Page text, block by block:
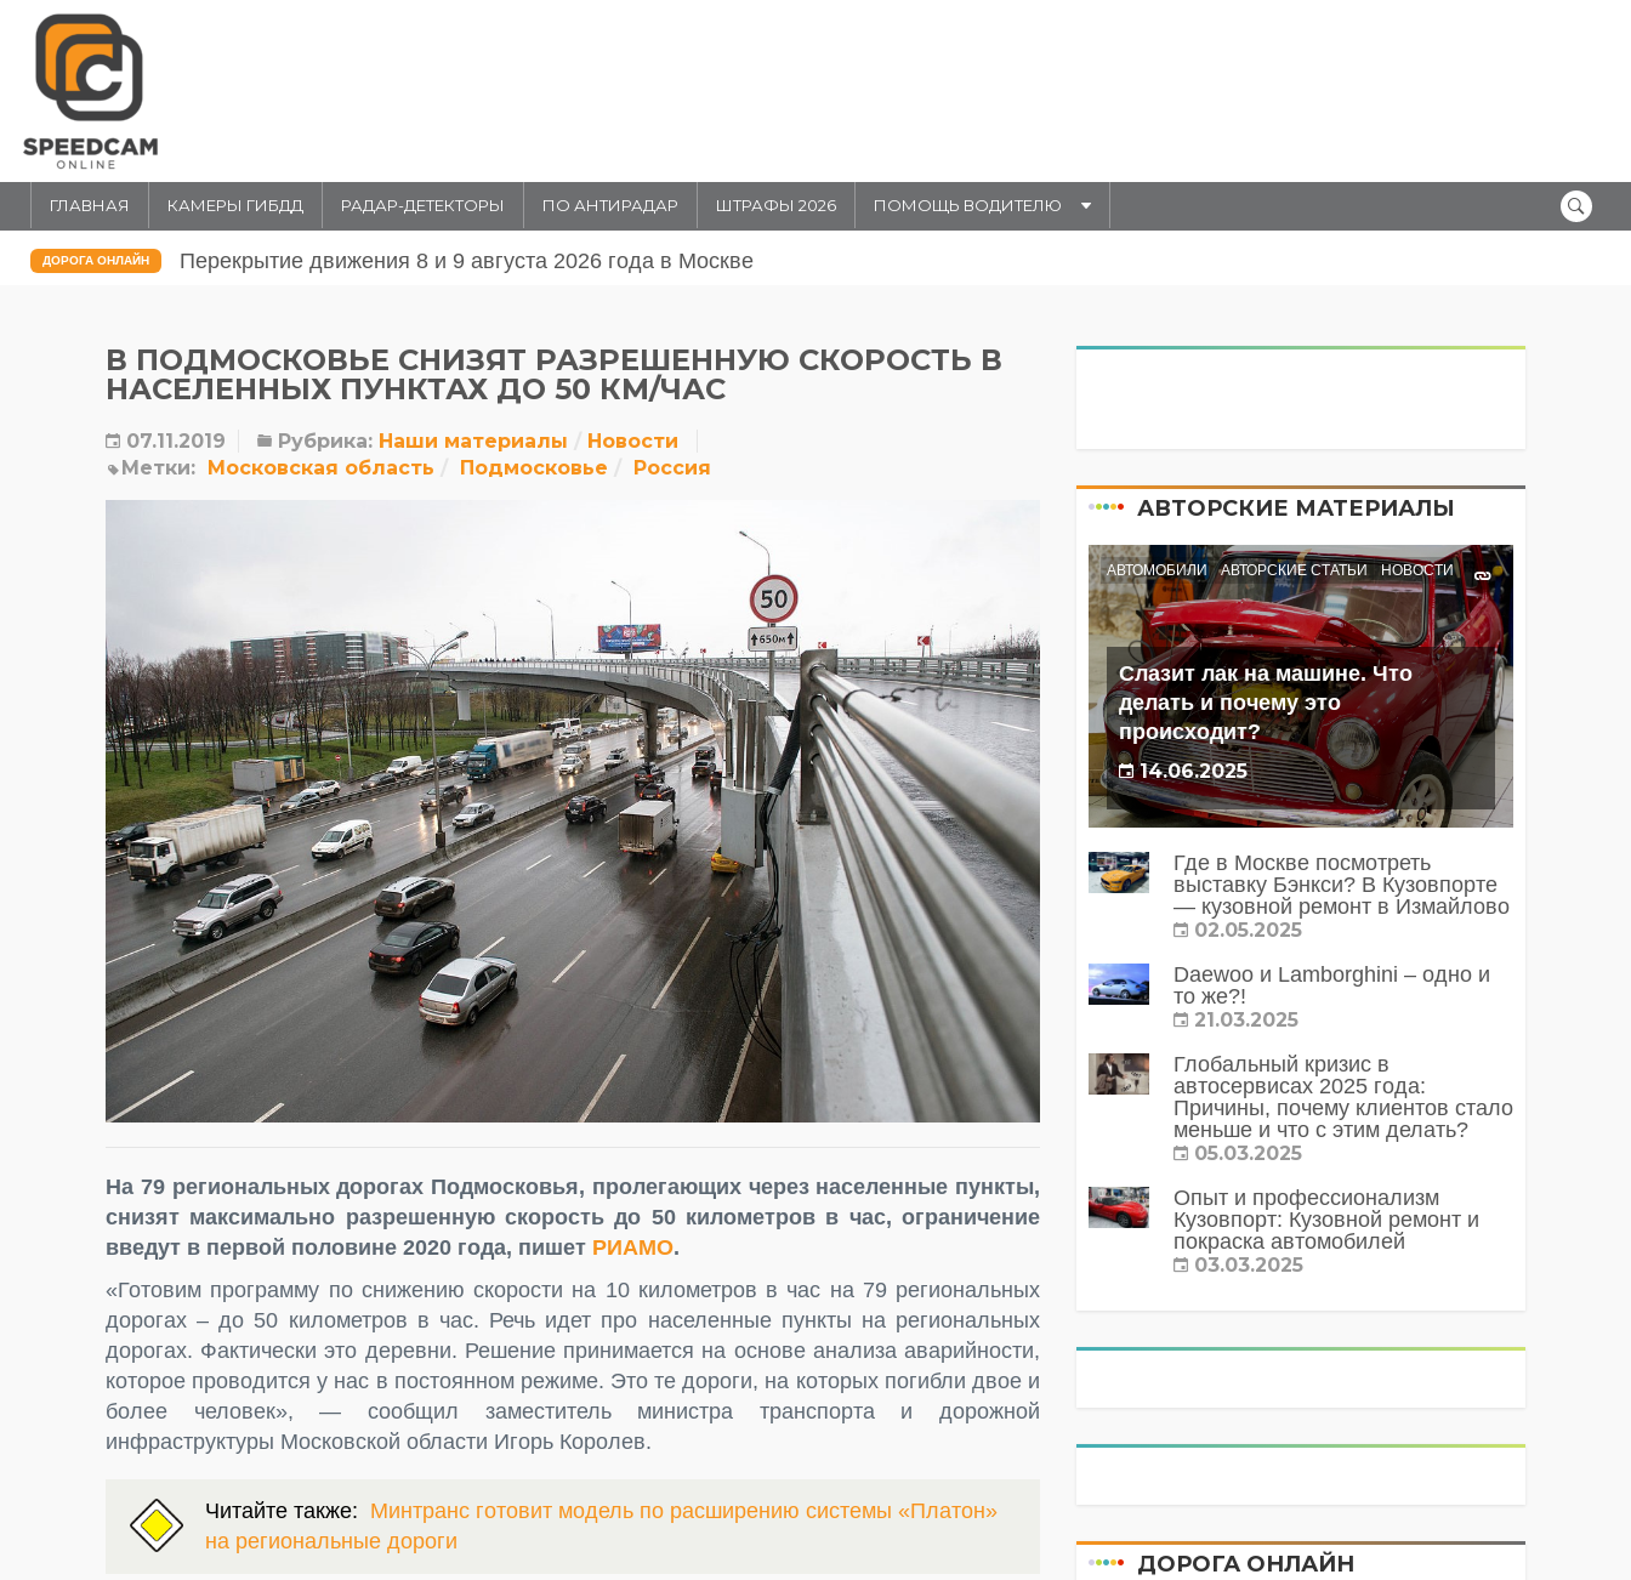
ГЛАВНАЯ КАМЕРЫ ГИБДД РАДАР-ДЕТЕКТОРЫ ПО АНТИРАДАР ШТРАФЫ 2026 ПОМОЩЬ ВОДИТЕЛЮ
ДОРОГА ОНЛАЙН Перекрытие движения 31 июля и 1 августа 20026 года в Москве
В ПОДМОСКОВЬЕ СНИЗЯТ РАЗРЕШЕННУЮ СКОРОСТЬ В
НАСЕЛЕННЫХ ПУНКТАХ ДО 50 КМ/ЧАС
07.11.2019 Рубрика: Наши материалы
Новости
Метки: Московская область Подмосковье Россия
На 79 региональных дорогах Подмосковья, пролегающих через населенные пункты,
снизят максимально разрешенную скорость до 50 километров в час, ограничение
введут в первой половине 2020 года, пишет РИАМО.
«Готовим программу по снижению скорости на 10 километров в час на 79 региональных
дорогах – до 50 километров в час. Речь идет про населенные пункты на региональных
дорогах. Фактически это деревни. Решение принимается на основе анализа аварийности,
которое проводится у нас в постоянном режиме. Это те дороги, на которых погибли двое и
более человек», — сообщил заместитель министра транспорта и дорожной
инфраструктуры Московской области Игорь Королев.
Читайте также: Минтранс готовит модель по расширению системы «Платон»
на региональные дороги
АВТОРСКИЕ МАТЕРИАЛЫ
АВТОМОБИЛИ АВТОРСКИЕ СТАТЬИ НОВОСТИ
Слазит лак на машине. Что
делать и почему это
происходит?
14.06.2025
Где в Москве посмотреть
выставку Бэнкси? В Кузовпорте
— кузовной ремонт в Измайлово
02.05.2025
Daewoo и Lamborghini – одно и
то же?!
21.03.2025
Глобальный кризис в
автосервисах 2025 года:
Причины, почему клиентов стало
меньше и что с этим делать?
05.03.2025
Опыт и профессионализм
Кузовпорт: Кузовной ремонт и
покраска автомобилей
03.03.2025
ДОРОГА ОНЛАЙН